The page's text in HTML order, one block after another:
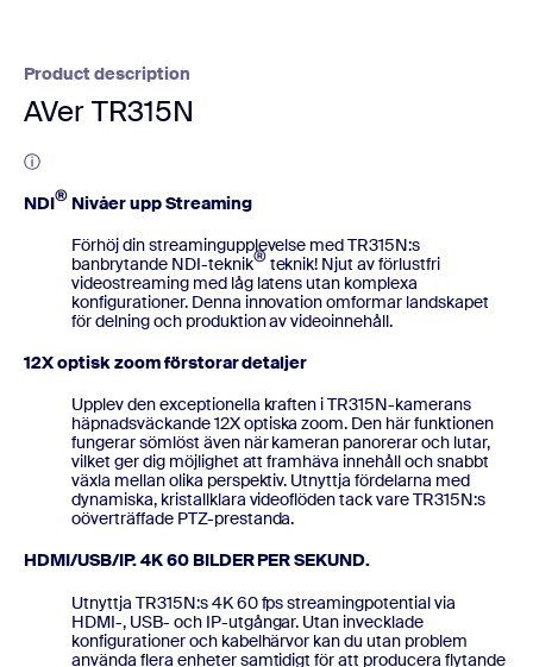
Product description
AVer TR315N
ⓘ
NDI®Nivåer upp Streaming
Förhöj din streamingupplevelse med TR315N:s
banbrytande NDI-teknik®teknik! Njut av förlustfri
videostreaming med låg latens utan komplexa
konfigurationer. Denna innovation omformar landskapet
för delning och produktion av videoinnehåll.
12X optisk zoom förstorar detaljer
Upplev den exceptionella kraften i TR315N-kamerans
häpnadsväckande 12X optiska zoom. Den här funktionen
fungerar sömlöst även när kameran panorerar och lutar,
vilket ger dig möjlighet att framhäva innehåll och snabbt
växla mellan olika perspektiv. Utnyttja fördelarna med
dynamiska, kristallklara videoflöden tack vare TR315N:s
oöverträffade PTZ-prestanda.
HDMI/USB/IP. 4K 60 BILDER PER SEKUND.
Utnyttja TR315N:s 4K 60 fps streamingpotential via
HDMI-, USB- och IP-utgångar. Utan invecklade
konfigurationer och kabelhärvor kan du utan problem
använda flera enheter samtidigt för att producera flytande